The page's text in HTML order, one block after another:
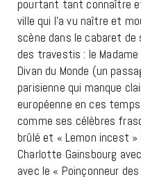
pourtant tant connaître
ville qui l’a vu naître et
scène dans le cabaret
des travestis : le Madame
Divan du Monde (un
parisienne qui manque
européenne en ces
comme ses célèbres
brûlé et « Lemon incest
Charlotte Gainsbourg
avec le « Poinçonneur